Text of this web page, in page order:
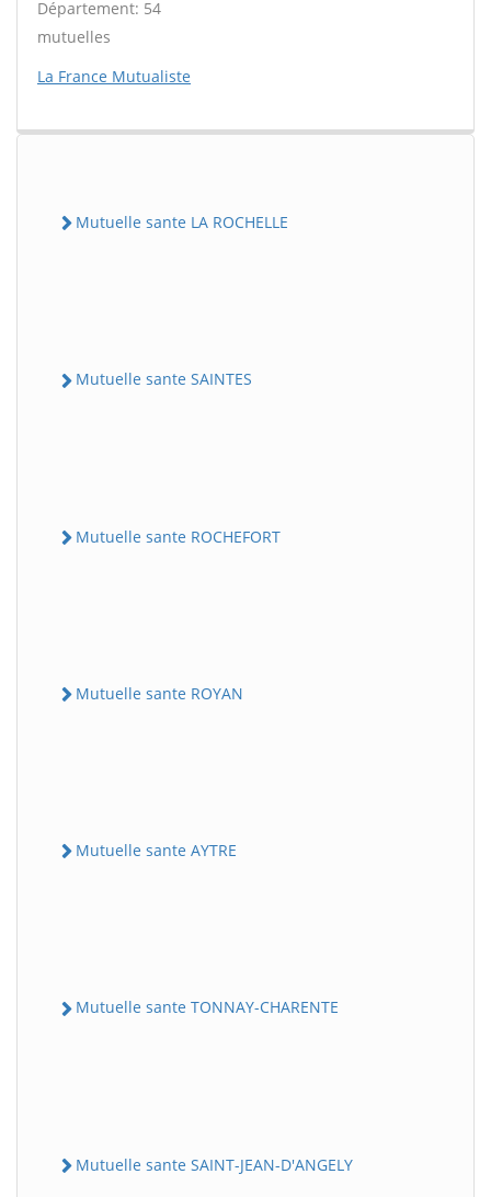
Département: 54
mutuelles
La France Mutualiste
Mutuelle sante LA ROCHELLE
Mutuelle sante SAINTES
Mutuelle sante ROCHEFORT
Mutuelle sante ROYAN
Mutuelle sante AYTRE
Mutuelle sante TONNAY-CHARENTE
Mutuelle sante SAINT-JEAN-D'ANGELY